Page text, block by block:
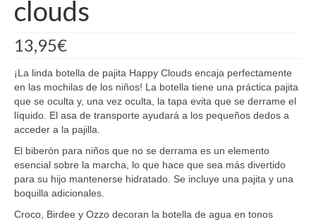
clouds
13,95€
¡La linda botella de pajita Happy Clouds encaja perfectamente
en las mochilas de los niños! La botella tiene una práctica pajita
que se oculta y, una vez oculta, la tapa evita que se derrame el
líquido. El asa de transporte ayudará a los pequeños dedos a
acceder a la pajilla.
El biberón para niños que no se derrama es un elemento
esencial sobre la marcha, lo que hace que sea más divertido
para su hijo mantenerse hidratado. Se incluye una pajita y una
boquilla adicionales.
Croco, Birdee y Ozzo decoran la botella de agua en tonos